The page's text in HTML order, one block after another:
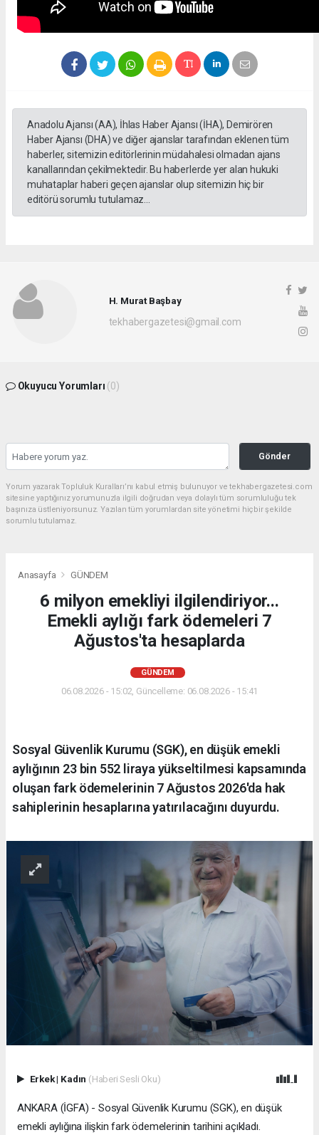
Anadolu Ajansı (AA), İhlas Haber Ajansı (İHA), Demirören
Haber Ajansı (DHA) ve diğer ajanslar tarafından eklenen tüm
haberler, sitemizin editörlerinin müdahalesi olmadan ajans
kanallarından çekilmektedir. Bu haberlerde yer alan hukuki
muhataplar haberi geçen ajanslar olup sitemizin hiç bir
editörü sorumlu tutulamaz...
H. Murat Başbay
tekhabergazetesi@gmail.com
Okuyucu Yorumları (0)
Gönder
Yorum yazarak Topluluk Kuralları’nı kabul etmiş bulunuyor ve tekhabergazetesi.com
sitesine yaptığınız yorumunuzla ilgili doğrudan veya dolaylı tüm sorumluluğu tek
başınıza üstleniyorsunuz. Yazılan tüm yorumlardan site yönetimi hiçbir şekilde
sorumlu tutulamaz.
Anasayfa GÜNDEM
6 milyon emekliyi ilgilendiriyor...
Emekli aylığı fark ödemeleri 7
Ağustos'ta hesaplarda
GÜNDEM
06.08.2026 - 15:02, Güncelleme: 06.08.2026 - 15:41
Sosyal Güvenlik Kurumu (SGK), en düşük emekli
aylığının 23 bin 552 liraya yükseltilmesi kapsamında
oluşan fark ödemelerinin 7 Ağustos 2026'da hak
sahiplerinin hesaplarına yatırılacağını duyurdu.
Erkek| Kadın (Haberi Sesli Oku)
ANKARA (İGFA) - Sosyal Güvenlik Kurumu (SGK), en düşük
emekli aylığına ilişkin fark ödemelerinin tarihini açıkladı.